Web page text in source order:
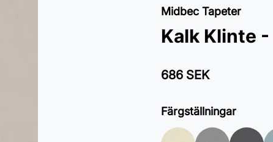
Midbec Tapeter
Kalk Klinte
686 SEK
Färgställningar